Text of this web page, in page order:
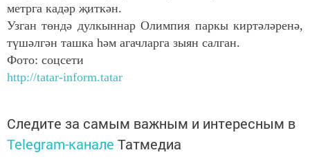
метрга кадәр җиткән.
Узган төндә дулкыннар Олимпия паркы киртәләренә,
түшәлгән ташка һәм агачларга зыян салган.
Фото: соцсети
http://tatar-inform.tatar
Следите за самым важным и интересным в
Telegram-канале Татмедиа